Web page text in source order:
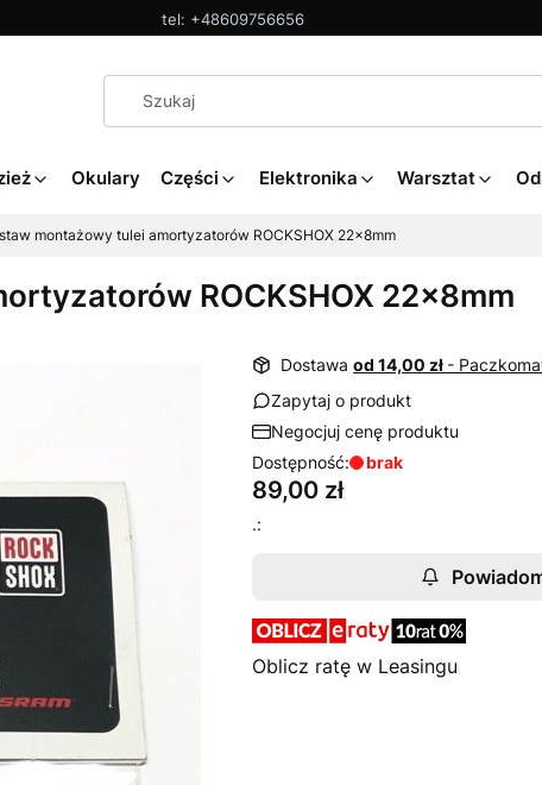
tel: +48609756656
Okulary Części Elektronika Warsztat
montażowy tulei amortyzatorów ROCKSHOX 22x8mm
ROCKSHOX 22x8mm
Dostawa od 14,00 zł -
Zapytaj o produkt
Negocjuj cenę produktu
Dostępność:
brak
Cena
89,00 zł
.:
Oblicz ratę w Leasingu